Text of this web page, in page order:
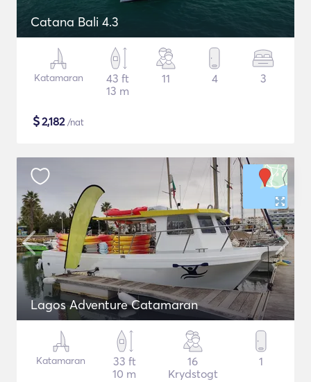
Catana Bali 4.3
Katamaran
43 ft
13 m
11 4 3
$2,182/nat
Lagos Adventure Catamaran
Katamaran
33 ft
10 m
16
Krydstogt
1